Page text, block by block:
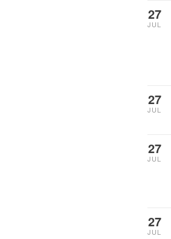
27
JUL
27
JUL
27
JUL
27
JUL